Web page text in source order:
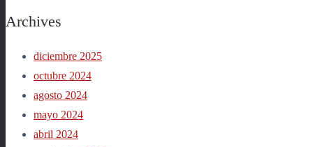
Archives
diciembre 2025
octubre 2024
agosto 2024
mayo 2024
abril 2024